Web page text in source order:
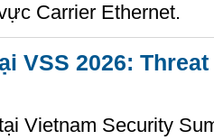
Carrier Ethernet.
VSS 2026:
Vietnam Security